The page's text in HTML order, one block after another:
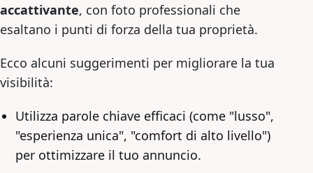
accattivante, con foto professionali che
esaltano i punti di forza della tua proprietà.
Ecco alcuni suggerimenti per migliorare la tua
visibilità:
Utilizza parole chiave efficaci (come "lusso",
"esperienza unica", "comfort di alto livello")
per ottimizzare il tuo annuncio.